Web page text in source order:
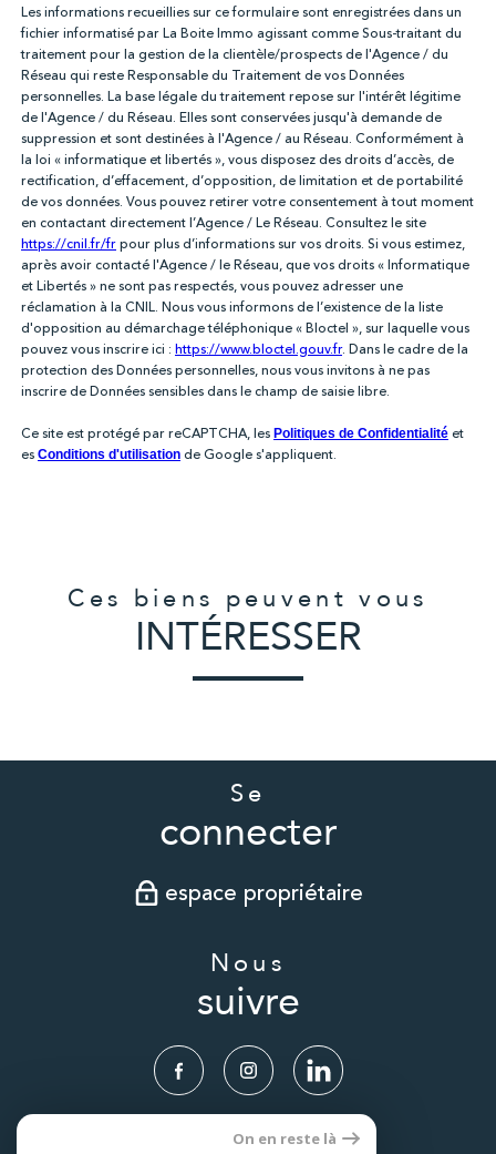
Les informations recueillies sur ce formulaire sont enregistrées dans un
fichier informatisé par La Boite Immo agissant comme Sous-traitant du
traitement pour la gestion de la clientèle/prospects de l'Agence / du
Réseau qui reste Responsable du Traitement de vos Données
personnelles. La base légale du traitement repose sur l'intérêt légitime
de l'Agence / du Réseau. Elles sont conservées jusqu'à demande de
suppression et sont destinées à l'Agence / au Réseau. Conformément à
la loi « informatique et libertés », vous disposez des droits d’accès, de
rectification, d’effacement, d’opposition, de limitation et de portabilité
de vos données. Vous pouvez retirer votre consentement à tout moment
en contactant directement l’Agence / Le Réseau. Consultez le site
https://cnil.fr/frpour plus d’informations sur vos droits. Si vous estimez,
après avoir contacté l'Agence / le Réseau, que vos droits « Informatique
et Libertés » ne sont pas respectés, vous pouvez adresser une
réclamation à la CNIL. Nous vous informons de l’existence de la liste
d'opposition au démarchage téléphonique « Bloctel », sur laquelle vous
pouvez vous inscrire ici : https://www.bloctel.gouv.fr. Dans le cadre de la
protection des Données personnelles, nous vous invitons à ne pas
inscrire de Données sensibles dans le champ de saisie libre.
Ce site est protégé par reCAPTCHA, les Politiques de Confidentialité et
es Conditions d'utilisation de Google s'appliquent.
Ces biens peuvent vous
INTÉRESSER
Se
connecter
espace propriétaire
Nous
suivre
On en reste là